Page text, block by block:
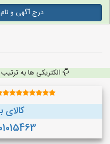
درج آگهی و
الکتریکی ها به
کالای